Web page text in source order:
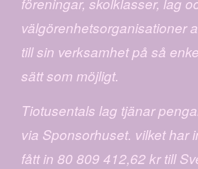
välgörenhetsorganisationer
till sin verksamhet på så
sätt som möjligt.
Tiotusentals lag tjänar
via Sponsorhuset. vilket har
fått in 80 809 412,62 kr till